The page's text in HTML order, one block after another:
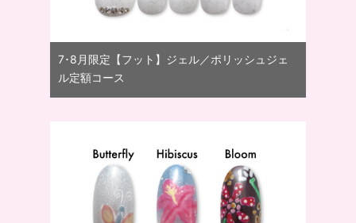
7･8月限定【フット】ジェル／ポリッシュジェ
ル定額コース